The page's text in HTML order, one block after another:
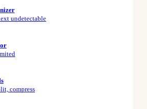
undetectable
compress